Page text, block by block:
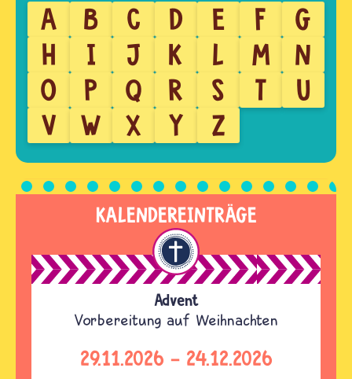
A B C D E F
G
H
I J K L M
N
O
P Q R S T
U
V
W X Y Z
KALENDEREINTRÄGE
Advent
Vorbereitung auf Weihnachten
29.11.2026 - 24.12.2026